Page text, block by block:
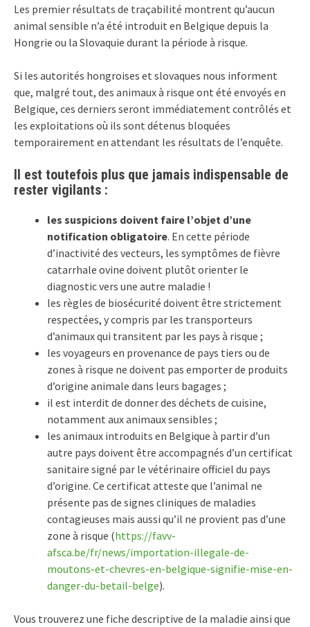
Les premier résultats de traçabilité montrent qu’aucun
animal sensible n’a été introduit en Belgique depuis la
Hongrie ou la Slovaquie durant la période à risque.
Si les autorités hongroises et slovaques nous informent
que, malgré tout, des animaux à risque ont été envoyés en
Belgique, ces derniers seront immédiatement contrôlés et
les exploitations où ils sont détenus bloquées
temporairement en attendant les résultats de l’enquête.
Il est toutefois plus que jamais indispensable de
rester vigilants :
les suspicions doivent faire l’objet d’une
notification obligatoire. En cette période
d’inactivité des vecteurs, les symptômes de fièvre
catarrhale ovine doivent plutôt orienter le
diagnostic vers une autre maladie !
les règles de biosécurité doivent être strictement
respectées, y compris par les transporteurs
d’animaux qui transitent par les pays à risque ;
les voyageurs en provenance de pays tiers ou de
zones à risque ne doivent pas emporter de produits
d’origine animale dans leurs bagages ;
il est interdit de donner des déchets de cuisine,
notamment aux animaux sensibles ;
les animaux introduits en Belgique à partir d’un
autre pays doivent être accompagnés d’un certificat
sanitaire signé par le vétérinaire officiel du pays
d’origine. Ce certificat atteste que l’animal ne
présente pas de signes cliniques de maladies
contagieuses mais aussi qu’il ne provient pas d’une
zone à risque (https://favv-
afsca.be/fr/news/importation-illegale-de-
moutons-et-chevres-en-belgique-signifie-mise-en-
danger-du-betail-belge).
Vous trouverez une fiche descriptive de la maladie ainsi que